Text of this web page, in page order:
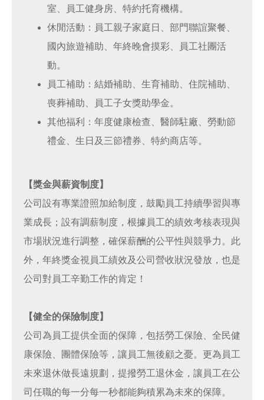
室、員工健身房、特約托育機構。
休閒活動：員工親子家庭日、部門聯誼聚餐、
國內旅遊補助、年終晚會摸彩、員工社團活
動。
員工補助：結婚補助、生育補助、住院補助、
喪葬補助、員工子女獎助學金。
其他福利：年度健康檢查、醫師駐廠、勞動節
禮金、生日及三節禮券、特約商店等。
【獎金與薪資制度】
公司設有專業證照加給制度，鼓勵員工持續學習與專
業成長；設有調薪制度，根據員工的績效考核表現與
市場狀況進行調整，確保薪酬的公平性與競爭力。此
外，年終獎金視員工績效及公司營收狀況發放，也是
公司對員工辛勤工作的肯定！
【健全的保險制度】
公司為員工提供全面的保障，包括勞工保險、全民健
康保險、團體保險等，讓員工無後顧之憂。更為員工
未來退休做長遠規劃，提撥勞工退休金，讓員工在公
司任職的每一分每一秒都能夠積累為未來的保障。